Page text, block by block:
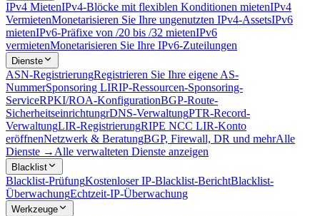
IPv4 MietenIPv4-Blöcke mit flexiblen Konditionen mietenIPv4
VermietenMonetarisieren Sie Ihre ungenutzten IPv4-AssetsIPv6
mietenIPv6-Präfixe von /20 bis /32 mietenIPv6
vermietenMonetarisieren Sie Ihre IPv6-Zuteilungen
Dienste
ASN-RegistrierungRegistrieren Sie Ihre eigene AS-
NummerSponsoring LIRIP-Ressourcen-Sponsoring-
ServiceRPKI/ROA-KonfigurationBGP-Route-
SicherheitseinrichtungrDNS-VerwaltungPTR-Record-
VerwaltungLIR-RegistrierungRIPE NCC LIR-Konto
eröffnenNetzwerk & BeratungBGP, Firewall, DR und mehrAlle
Dienste → Alle verwalteten Dienste anzeigen
Blacklist
Blacklist-PrüfungKostenloser IP-Blacklist-BerichtBlacklist-
ÜberwachungEchtzeit-IP-Überwachung
Werkzeuge